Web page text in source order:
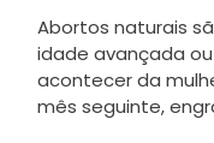
Abortos naturais
idade avançada
acontecer da
mês seguinte,